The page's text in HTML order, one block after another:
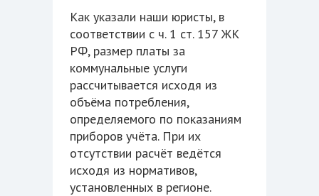
Как указали наши юристы, в
соответствии с ч. 1 ст. 157 ЖК
РФ, размер платы за
коммунальные услуги
рассчитывается исходя из
объёма потребления,
определяемого по показаниям
приборов учёта. При их
отсутствии расчёт ведётся
исходя из нормативов,
установленных в регионе.